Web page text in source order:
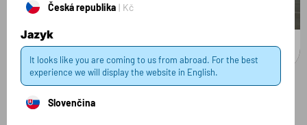
Cool Down
1 MIN
Česká republika Kč
Jazyk
It looks like you are coming to us from abroad. For the best
experience we will display the website in English.
Slovenčina